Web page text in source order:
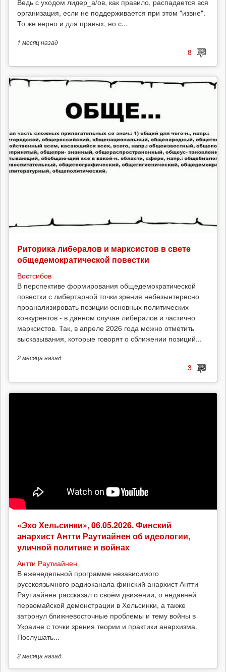
Ведь с уходом лидер_а/ов, как правило, распадается вся
организация, если не поддерживается при этом "извне".
То же верно и для правых, но с...
1 месяцназад
8
Риторика либералов и марксистов в свете
общедемократической повестки
Востсибов
В перспективе формирования общедемократической
повестки с либертарной точки зрения небезынтересно
проанализировать позиции основных политических
конкурентов - в данном случае либералов и частично
марксистов. Так, в апреле 2026 года можно отметить
высказывания, которые говорят о сближении позиций...
2 месяцаназад
3
«Эхо Хельсинки», 06.05.2026. Финский
анархист Антти Раутиайнен об идеологии,
уличной политике и войнах
Антти Раутиайнен
В еженедельной программе независимого
русскоязычного радиоканала финский анархист Антти
Раутиайнен рассказал о своём движении, о недавней
первомайской демонстрации в Хельсинки, а также
затронул ближневосточные проблемы и тему войны в
Украине с точки зрения теории и практики анархизма.
Послушать...
2 месяцаназад